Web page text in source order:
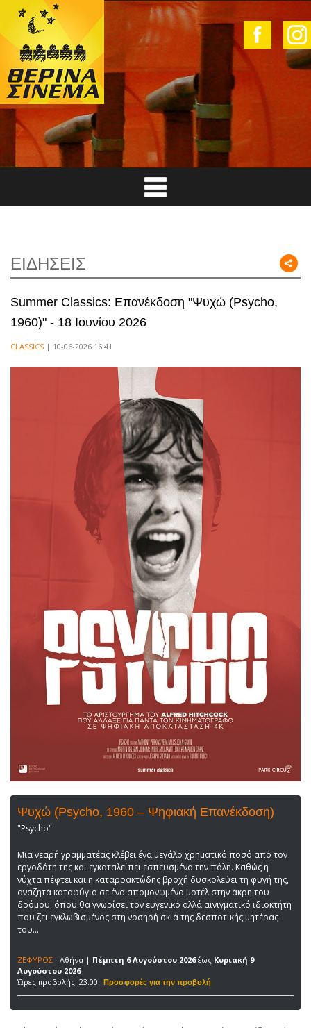
ΕΙΔΗΣΕΙΣ
Summer Classics: Επανέκδοση "Ψυχώ (Psycho,
1960)" - 18 Ιουνίου 2026
CLASSICS | 10-06-2026 16:41
Ψυχώ (Psycho, 1960 – Ψηφιακή Επανέκδοση)
"Psycho"
Μια νεαρή γραμματέας κλέβει ένα μεγάλο χρηματικό ποσό από τον
εργοδότη της και εγκαταλείπει εσπευσμένα την πόλη. Καθώς η
νύχτα πέφτει και η καταρρακτώδης βροχή δυσκολεύει τη φυγή της,
αναζητά καταφύγιο σε ένα απομονωμένο μοτέλ στην άκρη του
δρόμου, όπου θα γνωρίσει τον ευγενικό αλλά αινιγματικό ιδιοκτήτη
που ζει εγκλωβισμένος στη νοσηρή σκιά της δεσποτικής μητέρας
του...
ΖΕΦΥΡΟΣ - Αθήνα | Πέμπτη 6 Αυγούστου 2026έως Κυριακή 9
Αυγούστου 2026
Ώρες προβολής: 23:00